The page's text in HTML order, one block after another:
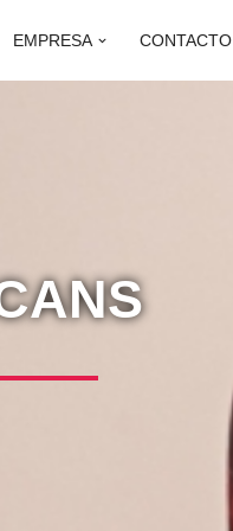
EMPRESA CONTACTO